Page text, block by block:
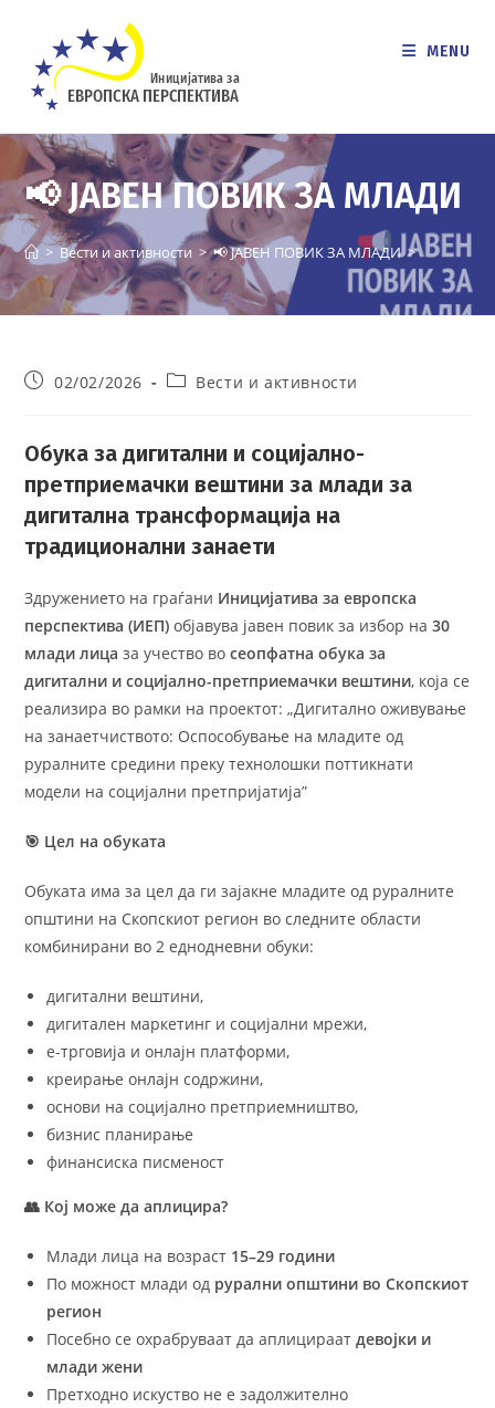
content
MENU
📢 ЈАВЕН ПОВИК ЗА МЛАДИ
> Вести и активности > 📢 ЈАВЕН ПОВИК ЗА МЛАДИ >
Post02/02/2026
PostВести и активности
Обука за дигитални и социјално-
претприемачки вештини за младиза
дигитална трансформација на
традиционални занаети
Здружението на граѓани Иницијатива за европска
перспектива (ИЕП) објавува јавен повик за избор на30
млади лица за учество восеопфатна обука за
дигитални и социјално-претприемачки вештини, која се
реализира во рамки на проектот: „Дигитално оживување
на занаетчиството: Оспособување на младите од
руралните средини преку технолошки поттикнати
модели на социјални претпријатија”
🎯 Цел на обуката
Обуката има за цел да ги зајакне младите од руралните
општини на Скопскиот регион во следните области
комбинирани во 2 еднодневни обуки:
дигитални вештини,
дигитален маркетинг и социјални мрежи,
е-трговија и онлајн платформи,
креирање онлајн содржини,
основи на социјално претприемништво,
бизнис планирање
финансиска писменост
👥 Кој може да аплицира?
Млади лица на возраст 15–29 години
По можност млади од рурални општини во Скопскиот
регион
Посебно се охрабруваат да аплицираатдевојки и
млади жени
Претходно искуство не е задолжително